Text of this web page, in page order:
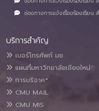
ช่องทางการแจ้งเรื่องร้องเรียน
บริการสำคัญ
เบอร์โทรศัพท์ มช.
แผนที่มหาวิทยาลัยเชียงใหม่
การบริจาค*
CMU MAIL
CMU MIS